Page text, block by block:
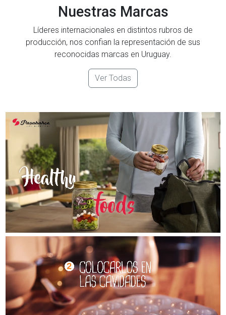
Nuestras Marcas
Líderes internacionales en distintos rubros de
producción, nos confian la representación de sus
reconocidas marcas en Uruguay.
Ver Todas